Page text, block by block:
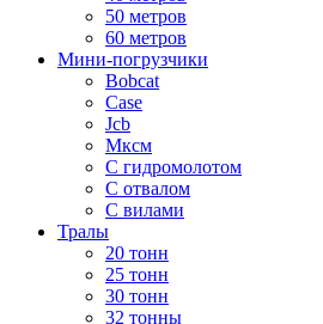
50 метров
60 метров
Мини-погрузчики
Bobcat
Case
Jcb
Мксм
С гидромолотом
С отвалом
С вилами
Тралы
20 тонн
25 тонн
30 тонн
32 тонны